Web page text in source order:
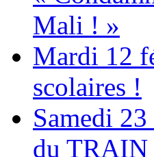
Mali ! »
Mardi 12
scolaires !
Samedi
du